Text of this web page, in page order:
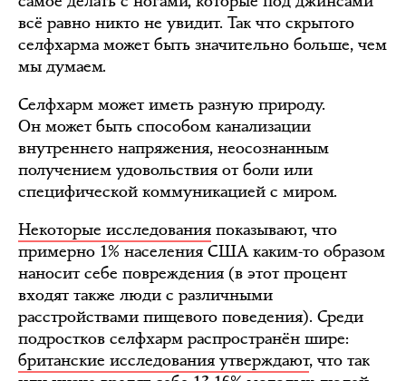
всё равно никто не увидит. Так что скрытого
селфхарма может быть значительно больше, чем
мы думаем.
Селфхарм может иметь разную природу.
Он может быть способом канализации
внутреннего напряжения, неосознанным
получением удовольствия от боли или
специфической коммуникацией с миром.
Некоторые исследования показывают, что
примерно 1% населения США каким-то образом
наносит себе повреждения (в этот процент
входят также люди с различными
расстройствами пищевого поведения). Среди
подростков селфхарм распространён шире:
британские исследования утверждают, что так